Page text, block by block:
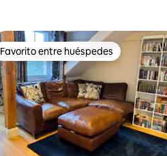
Favorito entre huéspedes
Favorito entre huéspedes